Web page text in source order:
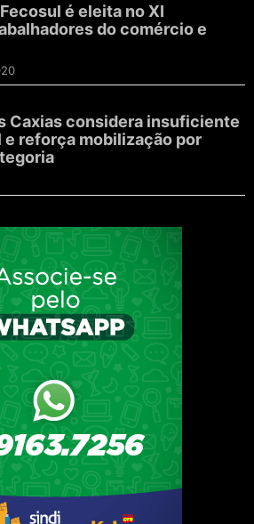
é eleita no XI
do comércio e
Caxias considera insuficiente
reforça mobilização por